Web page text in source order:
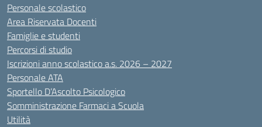
Personale scolastico
Area Riservata Docenti
Famiglie e studenti
Percorsi di studio
Iscrizioni anno scolastico a.s. 2026 – 2027
Personale ATA
Sportello D’Ascolto Psicologico
Somministrazione Farmaci a Scuola
Utilità